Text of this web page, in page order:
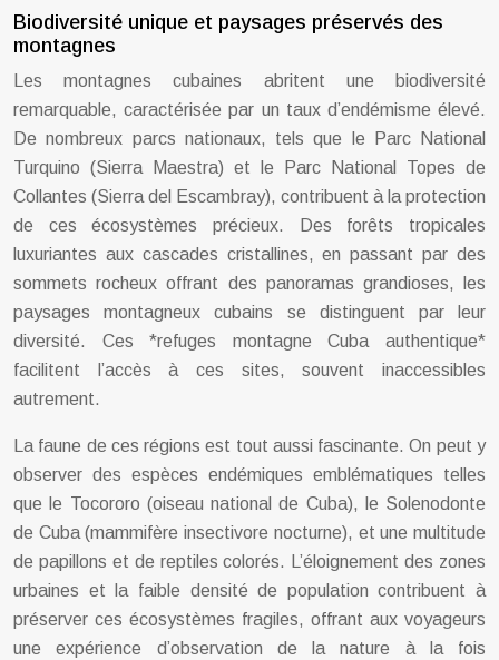
Biodiversité unique et paysages préservés des
montagnes
Les montagnes cubaines abritent une biodiversité
remarquable, caractérisée par un taux d’endémisme élevé.
De nombreux parcs nationaux, tels que le Parc National
Turquino (Sierra Maestra) et le Parc National Topes de
Collantes (Sierra del Escambray), contribuent à la protection
de ces écosystèmes précieux. Des forêts tropicales
luxuriantes aux cascades cristallines, en passant par des
sommets rocheux offrant des panoramas grandioses, les
paysages montagneux cubains se distinguent par leur
diversité. Ces *refuges montagne Cuba authentique*
facilitent l’accès à ces sites, souvent inaccessibles
autrement.
La faune de ces régions est tout aussi fascinante. On peut y
observer des espèces endémiques emblématiques telles
que le Tocororo (oiseau national de Cuba), le Solenodonte
de Cuba (mammifère insectivore nocturne), et une multitude
de papillons et de reptiles colorés. L’éloignement des zones
urbaines et la faible densité de population contribuent à
préserver ces écosystèmes fragiles, offrant aux voyageurs
une expérience d’observation de la nature à la fois